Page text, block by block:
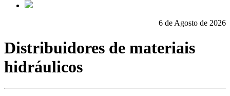
6 de Agosto de 2026
Distribuidores de materiais
hidráulicos